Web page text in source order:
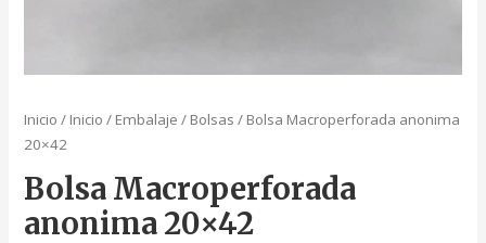
Inicio / Inicio / Embalaje / Bolsas / Bolsa Macroperforada anonima
20×42
Bolsa Macroperforada
anonima 20×42